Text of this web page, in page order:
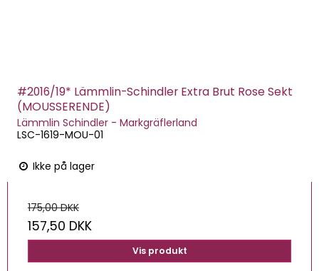
#2016/19* Lämmlin-Schindler Extra Brut Rose Sekt
(MOUSSERENDE)
Lämmlin Schindler - Markgräflerland
LSC-1619-MOU-01
Ikke på lager
175,00 DKK
157,50 DKK
Vis produkt